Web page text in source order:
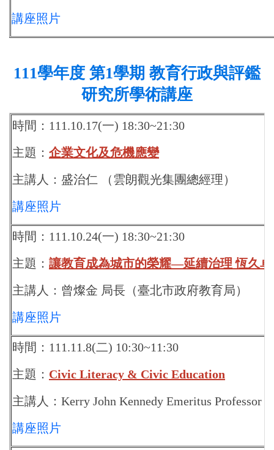
講座照片
111學年度 第1學期 教育行政與評鑑
研究所學術講座
時間：111.10.17(一) 18:30~21:30
主題： 企業文化及危機應變
主講人：盛治仁 （雲朗觀光集團總經理）
講座照片
時間：111.10.24(一) 18:30~21:30
主題： 讓教育成為城市的榮耀—延續治理 恆久
主講人：曾燦金 局長（臺北市政府教育局）
講座照片
時間：111.11.8(二) 10:30~11:30
主題： Civic Literacy & Civic Education
主講人：Kerry John Kennedy Emeritus Professor
講座照片